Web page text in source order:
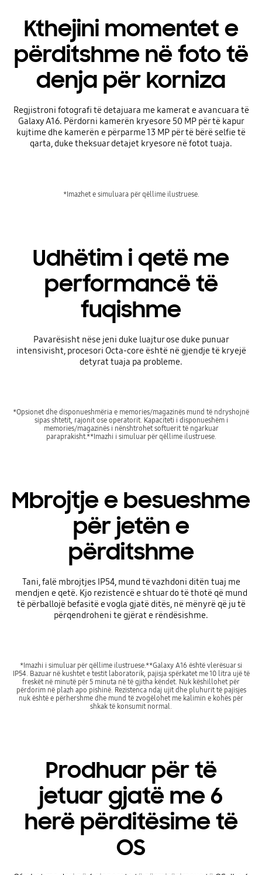
Kthejini momentet e
përditshme në foto të
denja për korniza
Regjistroni fotografi të detajuara me kamerat e avancuara të
Galaxy A16. Përdorni kamerën kryesore 50 MP për të kapur
kujtime dhe kamerën e përparme 13 MP për të bërë selfie të
qarta, duke theksuar detajet kryesore në fotot tuaja.
*Imazhet e simuluara për qëllime ilustruese.
Udhëtim i qetë me
performancë të
fuqishme
Pavarësisht nëse jeni duke luajtur ose duke punuar
intensivisht, procesori Octa-core është në gjendje të kryejë
detyrat tuaja pa probleme.
*Opsionet dhe disponueshmëria e memories/magazinës mund të ndryshojnë
sipas shtetit, rajonit ose operatorit. Kapaciteti i disponueshëm i
memories/magazinës i nënshtrohet softuerit të ngarkuar
paraprakisht.**Imazhi i simuluar për qëllime ilustruese.
Mbrojtje e besueshme
për jetën e
përditshme
Tani, falë mbrojtjes IP54, mund të vazhdoni ditën tuaj me
mendjen e qetë. Kjo rezistencë e shtuar do të thotë që mund
të përballojë befasitë e vogla gjatë ditës, në mënyrë që ju të
përqendroheni te gjërat e rëndësishme.
*Imazhi i simuluar për qëllime ilustruese.**Galaxy A16 është vlerësuar si
IP54. Bazuar në kushtet e testit laboratorik, pajisja spërkatet me 10 litra ujë të
freskët në minutë për 5 minuta në të gjitha këndet. Nuk këshillohet për
përdorim në plazh apo pishinë. Rezistenca ndaj ujit dhe pluhurit të pajisjes
nuk është e përhershme dhe mund të zvogëlohet me kalimin e kohës për
shkak të konsumit normal.
Prodhuar për të
jetuar gjatë me 6
herë përditësime të
OS